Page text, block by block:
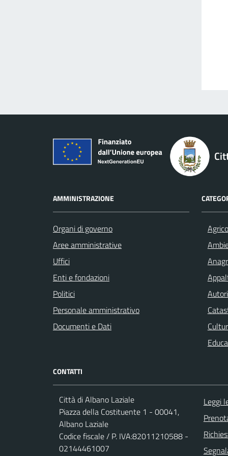
AMMINISTRAZIONE
Organi di governo
Aree amministrative
Uffici
Enti e fondazioni
Politici
Personale amministrativo
Documenti e Dati
CONTATTI
Città di Albano Laziale
Piazza della Costituente 1 - 00041,
Albano Laziale
Codice fiscale / P. IVA:82011210588 -
02144461007
Leggi